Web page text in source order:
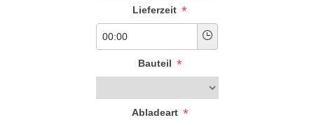
Lieferzeit *
Bauteil *
Abladeart *